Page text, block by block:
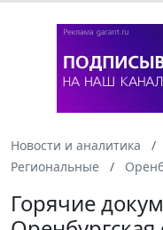
Новости и аналитика
Региональные
Горячие